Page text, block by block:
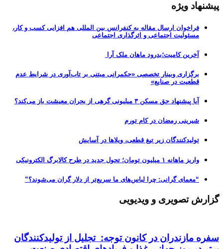
پیشنهاد ویژه
فراخوان ارسال مقاله به کنفرانس بین المللی هم افزایی کسب و کار،
مسئولیت اجتماعی و اثرگذاری اجتماعی
آخرین کامیت؛بدرود ماهان ملک آرا
برگزاری وبینار تخصصی «حکمرانی مبتنی بر تاب‌آوری در شرایط عدم
قطعیت در صنایع»
آیا پیشنهاد حق مسکن ۳ میلیونی گرهی از بحران معیشت باز می‌کند؟
شیرینی رمضان در کام تورم
تولیدکنندگان زیر تیغ قطعی، ویلاها در آسایش
واریز ماهانه ۱ میلیون تومان؛ تحول جدید در طرح کالابرگ الکترونیکی
“معمای گرانی: چرا لباس‌های ما سریع‌تر از دلار گران می‌شوند؟”
گزارش تصویری و ویدیویی
سفره مازندران در کانون توجه: تجلیل از تولیدکنندگان